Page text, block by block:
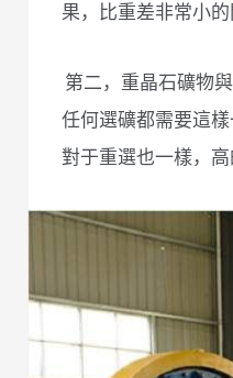
果，比重差非常小的
第二，重晶石礦物
任何選礦都需要這
對于重選也一樣，高